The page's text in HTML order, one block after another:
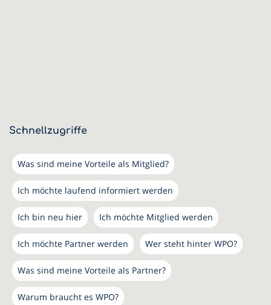
Schnellzugriffe
Was sind meine Vorteile als Mitglied?
Ich möchte laufend informiert werden
Ich bin neu hier Ich möchte Mitglied werden
Ich möchte Partner werden Wer steht hinter WPO?
Was sind meine Vorteile als Partner?
Warum braucht es WPO?